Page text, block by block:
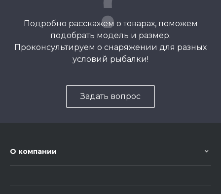
Подробно расскажем о товарах, поможем
подобрать модель и размер.
Проконсультируем о снаряжении для разных
условий рыбалки!
Задать вопрос
О компании